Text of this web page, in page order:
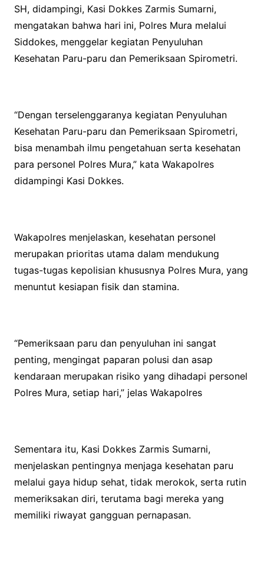
SH, didampingi, Kasi Dokkes Zarmis Sumarni,
mengatakan bahwa hari ini, Polres Mura melalui
Siddokes, menggelar kegiatan Penyuluhan
Kesehatan Paru-paru dan Pemeriksaan Spirometri.
“Dengan terselenggaranya kegiatan Penyuluhan
Kesehatan Paru-paru dan Pemeriksaan Spirometri,
bisa menambah ilmu pengetahuan serta kesehatan
para personel Polres Mura,” kata Wakapolres
didampingi Kasi Dokkes.
Wakapolres menjelaskan, kesehatan personel
merupakan prioritas utama dalam mendukung
tugas-tugas kepolisian khususnya Polres Mura, yang
menuntut kesiapan fisik dan stamina.
“Pemeriksaan paru dan penyuluhan ini sangat
penting, mengingat paparan polusi dan asap
kendaraan merupakan risiko yang dihadapi personel
Polres Mura, setiap hari,” jelas Wakapolres
Sementara itu, Kasi Dokkes Zarmis Sumarni,
menjelaskan pentingnya menjaga kesehatan paru
melalui gaya hidup sehat, tidak merokok, serta rutin
memeriksakan diri, terutama bagi mereka yang
memiliki riwayat gangguan pernapasan.